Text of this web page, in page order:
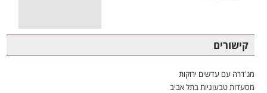
קישורים
מג'דרה עם עדשים ירוקות
מסעדות טבעוניות בתל אביב